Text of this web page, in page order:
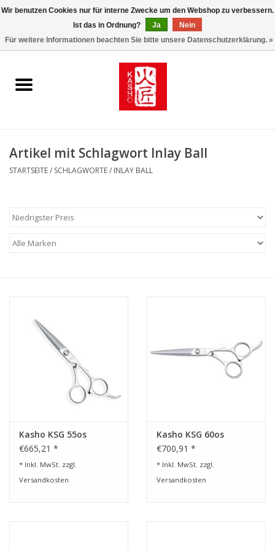
Kasho World Since 1908
Lemonwax_Moonbrush
KENT.SALON Brushes
Kasho Desinfektion-
Geschenkgutscheine
Artikel mit Schlagwort Inlay Ball
STARTSEITE/ SCHLAGWORTE/ INLAY BALL
Kasho KSG 55os
€665,21 *
* Inkl. MwSt. zzgl.
Versandkosten
Kasho KSG 60os
€700,91 *
* Inkl. MwSt. zzgl.
Versandkosten
Wir benutzen Cookies nur für interne Zwecke um den Webshop zu verbessern.
Ist das in Ordnung?
Ja
Nein
Für weitere Informationen beachten Sie bitte unsere Datenschutzerklärung. »